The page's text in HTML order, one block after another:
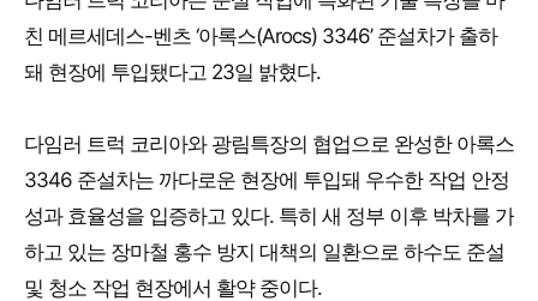
친 메르세데스-벤츠 ‘아록스(Arocs) 3346’ 준설차가 출하
돼 현장에 투입됐다고 23일 밝혔다.
다임러 트럭 코리아와 광림특장의 협업으로 완성한 아록스
3346 준설차는 까다로운 현장에 투입돼 우수한 작업 안정
성과 효율성을 입증하고 있다. 특히 새 정부 이후 박차를 가
하고 있는 장마철 홍수 방지 대책의 일환으로 하수도 준설
및 청소 작업 현장에서 활약 중이다.